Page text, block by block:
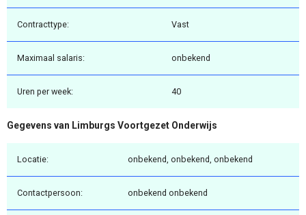
Contracttype: Vast
Maximaal salaris: onbekend
Uren per week: 40
Gegevens van Limburgs Voortgezet Onderwijs
Locatie: onbekend, onbekend, onbekend
Contactpersoon: onbekend onbekend